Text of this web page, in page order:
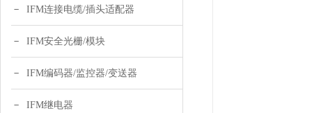
IFM连接电缆/插头适配器
IFM安全光栅/模块
IFM编码器/监控器/变送器
IFM继电器